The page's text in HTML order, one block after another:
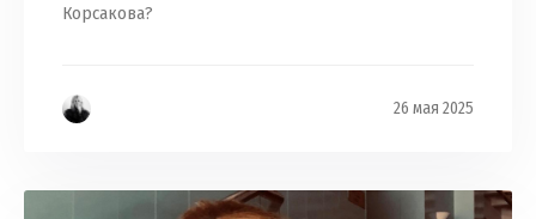
Корсакова?
26 мая 2025